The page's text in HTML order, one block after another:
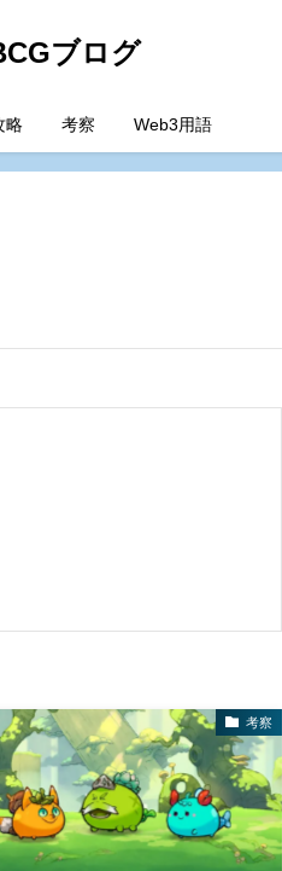
ブログ
略 考察 Web3用語
考察